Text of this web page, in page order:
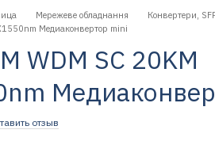
Мережеве обладнання Конвертери,
Медиаконвертор mini
WDM SC 20KM
отзыв